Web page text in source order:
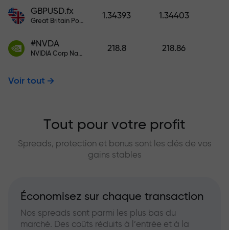
GBPUSD.fx
Great Britain Pound vs US Dollar
1.34393 1.34403
#NVDA
NVIDIA Corp Nasdaq Stock Exchange (Nasdaq) USD
218.8 218.86
Voir tout
Tout pour votre profit
Spreads, protection et bonus sont les clés de vos
gains stables
Économisez sur chaque transaction
Nos spreads sont parmi les plus bas du
marché. Des coûts réduits à l’entrée et à la